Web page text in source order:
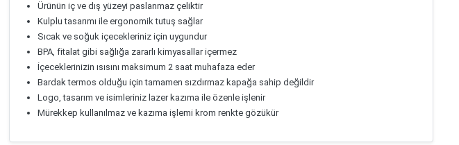
Ürünün iç ve dış yüzeyi paslanmaz çeliktir
Kulplu tasarımı ile ergonomik tutuş sağlar
Sıcak ve soğuk içecekleriniz için uygundur
BPA, fitalat gibi sağlığa zararlı kimyasallar içermez
İçeceklerinizin ısısını maksimum 2 saat muhafaza eder
Bardak termos olduğu için tamamen sızdırmaz kapağa sahip değildir
Logo, tasarım ve isimleriniz lazer kazıma ile özenle işlenir
Mürekkep kullanılmaz ve kazıma işlemi krom renkte gözükür